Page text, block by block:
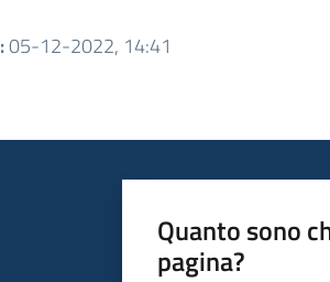
:05-12-2022, 14:41
Quanto sono
pagina?